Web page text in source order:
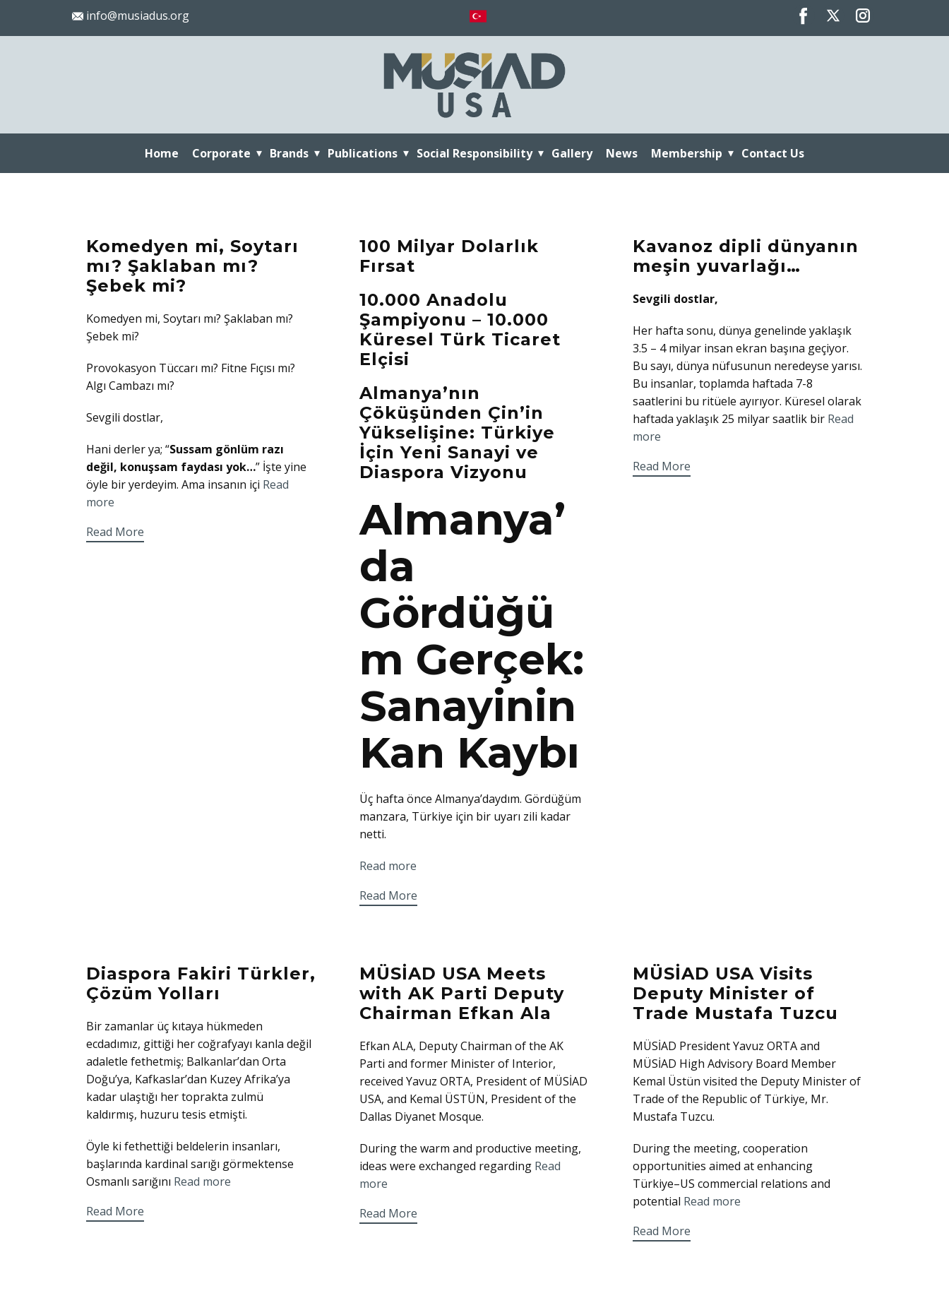
info@musiadus.org
Home Corporate Brands Publications Social Responsibility Gallery News Membership Contact Us
Komedyen mi, Soytarı
mı? Şaklaban mı?
Şebek mi?
Komedyen mi, Soytarı mı? Şaklaban mı?
Şebek mi?
Provokasyon Tüccarı mı? Fitne Fıçısı mı?
Algı Cambazı mı?
Sevgili dostlar,
Hani derler ya; “Sussam gönlüm razı
değil, konuşsam faydası yok…” İşte yine
öyle bir yerdeyim. Ama insanın içi Read
more
Read More
100 Milyar Dolarlık
Fırsat
10.000 Anadolu
Şampiyonu – 10.000
Küresel Türk Ticaret
Elçisi
Almanya’nın
Çöküşünden Çin’in
Yükselişine: Türkiye
İçin Yeni Sanayi ve
Diaspora Vizyonu
Almanya’
da
Gördüğü
m Gerçek:
Sanayinin
Kan Kaybı
Üç hafta önce Almanya’daydım. Gördüğüm
manzara, Türkiye için bir uyarı zili kadar
netti.
Read more
Read More
Kavanoz dipli dünyanın
meşin yuvarlağı…
Sevgili dostlar,
Her hafta sonu, dünya genelinde yaklaşık
3.5 – 4 milyar insan ekran başına geçiyor.
Bu sayı, dünya nüfusunun neredeyse yarısı.
Bu insanlar, toplamda haftada 7-8
saatlerini bu ritüele ayırıyor. Küresel olarak
haftada yaklaşık 25 milyar saatlik bir Read
more
Read More
Diaspora Fakiri Türkler,
Çözüm Yolları
Bir zamanlar üç kıtaya hükmeden
ecdadımız, gittiği her coğrafyayı kanla değil
adaletle fethetmiş; Balkanlar’dan Orta
Doğu’ya, Kafkaslar’dan Kuzey Afrika’ya
kadar ulaştığı her toprakta zulmü
kaldırmış, huzuru tesis etmişti.
Öyle ki fethettiği beldelerin insanları,
başlarında kardinal sarığı görmektense
Osmanlı sarığını Read more
Read More
MÜSİAD USA Meets
with AK Parti Deputy
Chairman Efkan Ala
Efkan ALA, Deputy Chairman of the AK
Parti and former Minister of Interior,
received Yavuz ORTA, President of MÜSİAD
USA, and Kemal ÜSTÜN, President of the
Dallas Diyanet Mosque.
During the warm and productive meeting,
ideas were exchanged regarding Read
more
Read More
MÜSİAD USA Visits
Deputy Minister of
Trade Mustafa Tuzcu
MÜSİAD President Yavuz ORTA and
MÜSİAD High Advisory Board Member
Kemal Üstün visited the Deputy Minister of
Trade of the Republic of Türkiye, Mr.
Mustafa Tuzcu.
During the meeting, cooperation
opportunities aimed at enhancing
Türkiye–US commercial relations and
potential Read more
Read More